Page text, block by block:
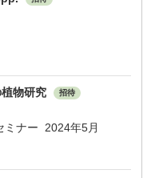
物研究 招待
ミナー 2024年5月